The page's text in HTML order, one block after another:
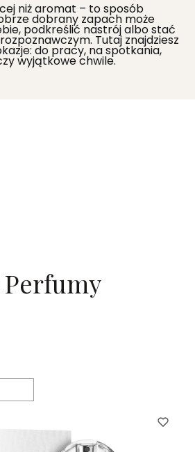
niż aromat – to sposób
dobrany zapach może
podkreślić nastrój albo stać
Tutaj znajdziesz
do pracy, na spotkania,
wyjątkowe chwile.